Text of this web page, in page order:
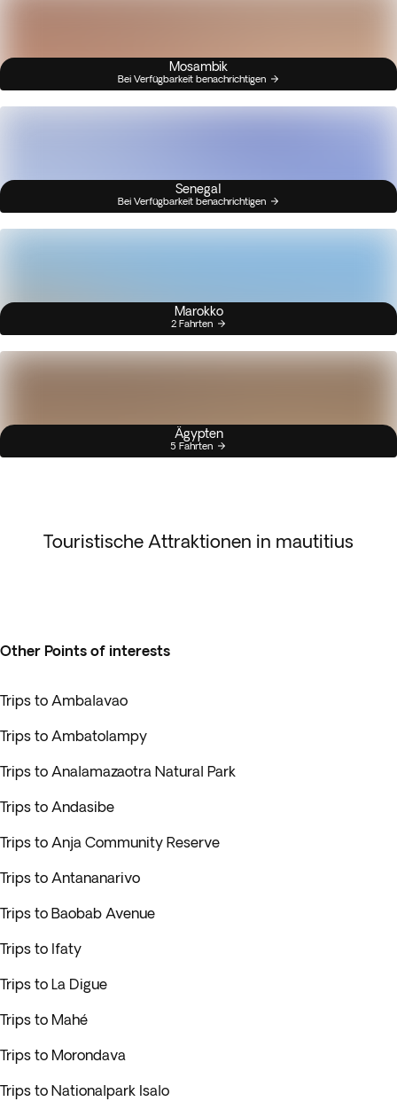
Mosambik
Bei Verfügbarkeit benachrichtigen
Senegal
Bei Verfügbarkeit benachrichtigen
Marokko
2 Fahrten
Ägypten
5 Fahrten
Touristische Attraktionen in mautitius
Other Points of interests
Trips to Ambalavao
Trips to Ambatolampy
Trips to Analamazaotra Natural Park
Trips to Andasibe
Trips to Anja Community Reserve
Trips to Antananarivo
Trips to Baobab Avenue
Trips to Ifaty
Trips to La Digue
Trips to Mahé
Trips to Morondava
Trips to Nationalpark Isalo